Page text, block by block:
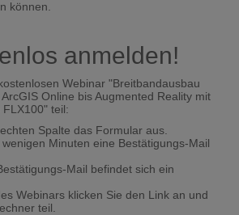
können.
anmelden!
Webinar "Breitbandausbau
Online bis Augmented Reality mit
teil:
Spalte das Formular aus.
Minuten eine Bestätigungs-Mail
Mail befindet sich ein
Webinars klicken Sie den Link an und
teil.